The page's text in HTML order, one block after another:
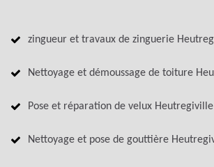
zingueur et travaux de zinguerie
Nettoyage et démoussage de toiture
Pose et réparation de velux Heutregiville
Nettoyage et pose de gouttière